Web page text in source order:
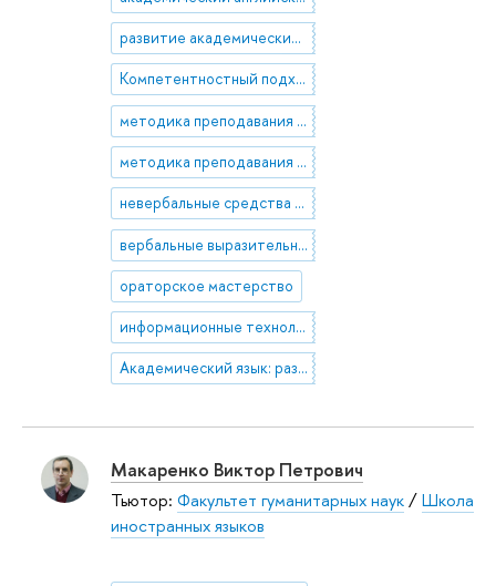
развитие академических навыков
Компетентностный подход, ФГОС, принципы реализации подхода, деятельностная компетенция, профессиональная компетенция
методика преподавания EAP
методика преподавания ESP
невербальные средства общения
вербальные выразительные средства
ораторское мастерство
информационные технологии в обучении иностранным языкам
Академический язык: развитие навыков и критерии оценки
Макаренко Виктор Петрович
Тьютор: Факультет гуманитарных наук/Школа
иностранных языков